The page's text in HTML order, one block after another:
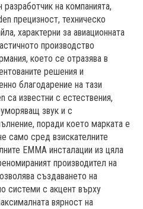
на компанията,
прецизност, техническо
характерни за авиационната
производство
което се отразява в
решения и
благодарение на тази
са известни с естествения,
звук и с
поради което марката е
само сред взискателните
EMMA инсталации из цяла
производител на
създаването на
системи с акцент върху
вярност на